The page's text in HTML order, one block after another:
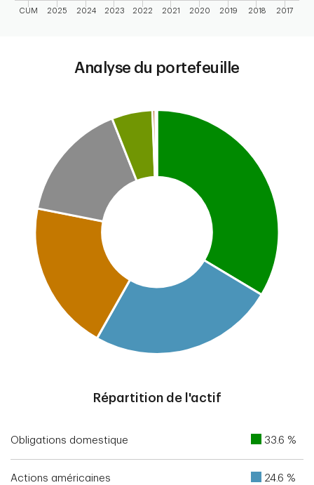
CUM 2025 2024 2023 2022 2021 2020 2019 2018 2017
Analyse du portefeuille
Pie chart with 8 slices.
This is a portfolio analysis pie chart
Répartition de l'actif
Obligations domestique 33.6 %
Actions américaines 24.6 %